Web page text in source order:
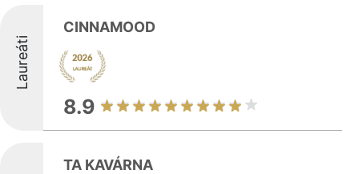
Laureáti
CINNAMOOD
8.9
TA KAVÁRNA